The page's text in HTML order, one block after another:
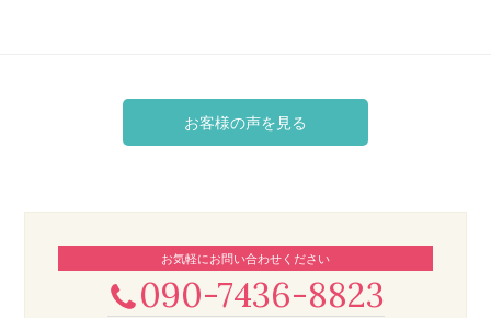
お客様の声を見る
お気軽にお問い合わせください
090-7436-8823